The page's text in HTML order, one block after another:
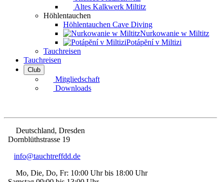
Altes Kalkwerk Miltitz
Höhlentauchen
Höhlentauchen Cave Diving
Nurkowanie w Miltitz
Potápĕní v Miltizi
Tauchreisen
Tauchreisen
Club
Mitgliedschaft
Downloads
Deutschland, Dresden
Dorn­blüth­strasse 19
info@tauchtreffdd.de
Mo, Die, Do, Fr: 10:00 Uhr bis 18:00 Uhr